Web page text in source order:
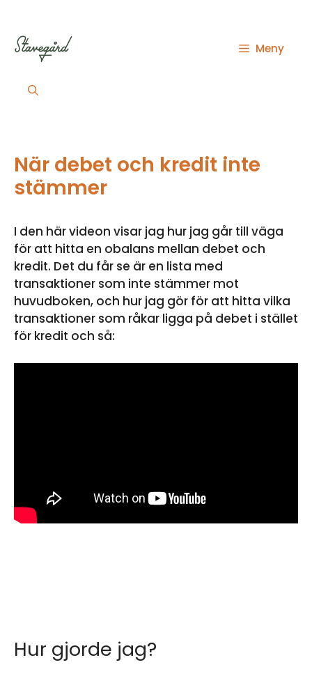
innehåll
Meny
När debet och kredit inte
stämmer
I den här videon visar jag hur jag går till väga
för att hitta en obalans mellan debet och
kredit. Det du får se är en lista med
transaktioner som inte stämmer mot
huvudboken, och hur jag gör för att hitta vilka
transaktioner som råkar ligga på debet i stället
för kredit och så:
Hur gjorde jag?